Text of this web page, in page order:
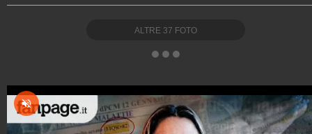
ALTRE 37 FOTO